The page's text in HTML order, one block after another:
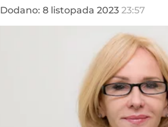
Dodano: 8 listopada 2023 23:57